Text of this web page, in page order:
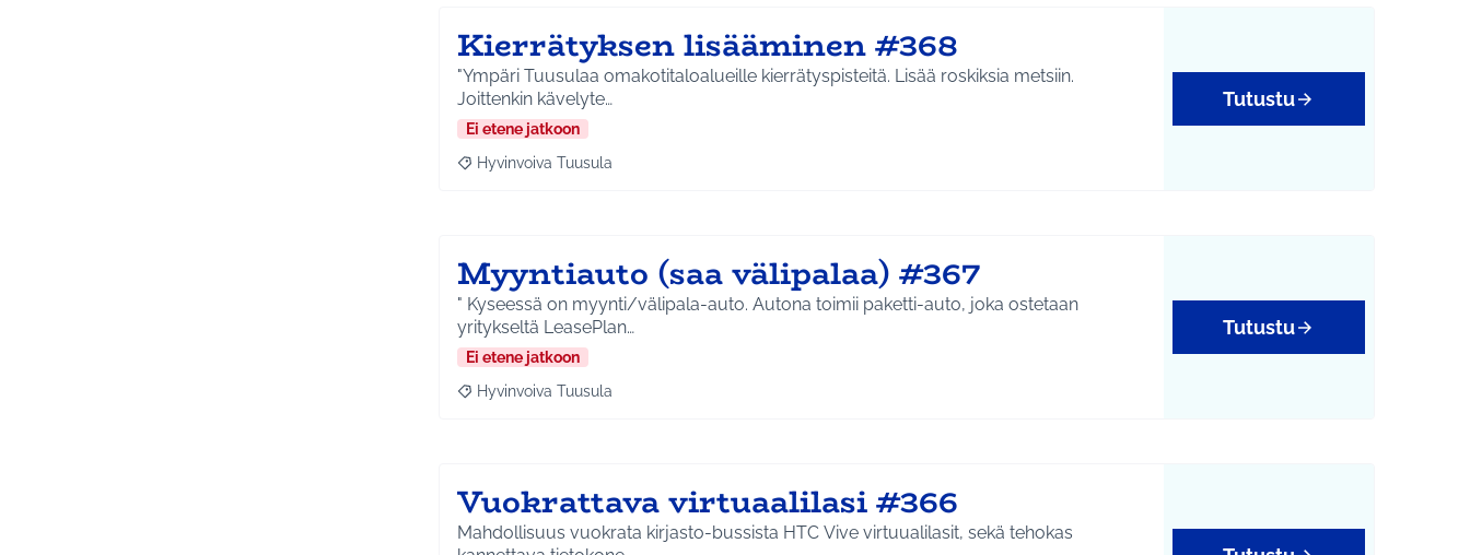
Kierrätyksen lisääminen #368
"Ympäri Tuusulaa omakotitaloalueille kierrätyspisteitä. Lisää roskiksia metsiin.
Joittenkin kävelyte…
Ei etene jatkoon
Rajaa tulokset aihepiirin mukaan: Hyvinvoiva Tuusula
Hyvinvoiva Tuusula
Tutustu
Myyntiauto (saa välipalaa) #367
" Kyseessä on myynti/välipala-auto. Autona toimii paketti-auto, joka ostetaan
yritykseltä LeasePlan…
Ei etene jatkoon
Rajaa tulokset aihepiirin mukaan: Hyvinvoiva Tuusula
Hyvinvoiva Tuusula
Tutustu
Vuokrattava virtuaalilasi #366
Mahdollisuus vuokrata kirjasto-bussista HTC Vive virtuualilasit, sekä tehokas